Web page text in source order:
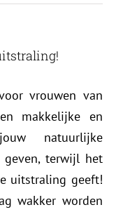
vrouwen van
makkelijke en
natuurlijke
terwijl het
uitstraling geeft!
wakker worden